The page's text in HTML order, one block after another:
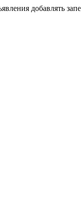
добавлять